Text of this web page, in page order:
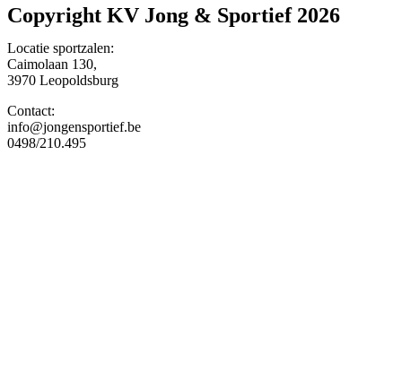
Copyright KV Jong & Sportief 2026
Locatie sportzalen:
Caimolaan 130,
3970 Leopoldsburg
Contact:
info@jongensportief.be
0498/210.495